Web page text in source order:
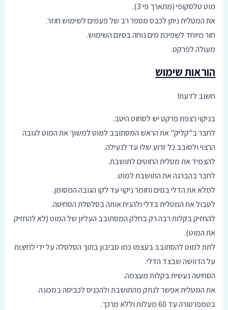
מוט טלסקופי (מתארך פי 3).
את המטלית ניתן לכבס מספר רב של פעמים לשימוש חוזר.
חור מיוחד לשפיכת מים נוחה בסיום השימוש.
מעולה לפרקט.
הוראות שימוש
חשוב לדעת!
בניקוי רצפת פרקט יש לסחוט היטב.
לחבר ב"קליק" את הראש המסתובב למוט למשוך את המוט לגובה
הרצוי ולסובב כל זרוע שלו עד לנעילה.
להצמיד את מטלית החוטים לתושבת.
לחבר בהברגה את התושבת למוט.
למלא את הדלי במים וחומר ניקוי עד לקו הגובה המסומן.
לטבול את המטלית בדלי ולהניח אותה בסלסלת הסחיטה.
להחזיק בקלות רבה רק בחלק המסתובב העליון של המוט (לא להחזיק
את המוט).
לתת למוט להסתובב בעצמו כמו סביבון בתוך הסלסלה על ידי לחיצות
על הדוושה שבצד הדלי.
הסחיטה נעשית בקלות מעצמה.
את המטלית אפשר לנתק מהתושבת ולהכניס לכביסה במכונה
בטמפרטורה עד 60 מעלות וללא מרכך.